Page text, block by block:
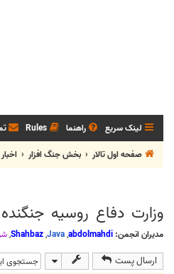
لینک سریع راهنما Rules
صفحه اول تالار
بخش جنگ افزار
وزارت دفاع روسیه
مدیران انجمن: abdolmahdi
,
Java
,
Shahbaz
,
ارسال پست